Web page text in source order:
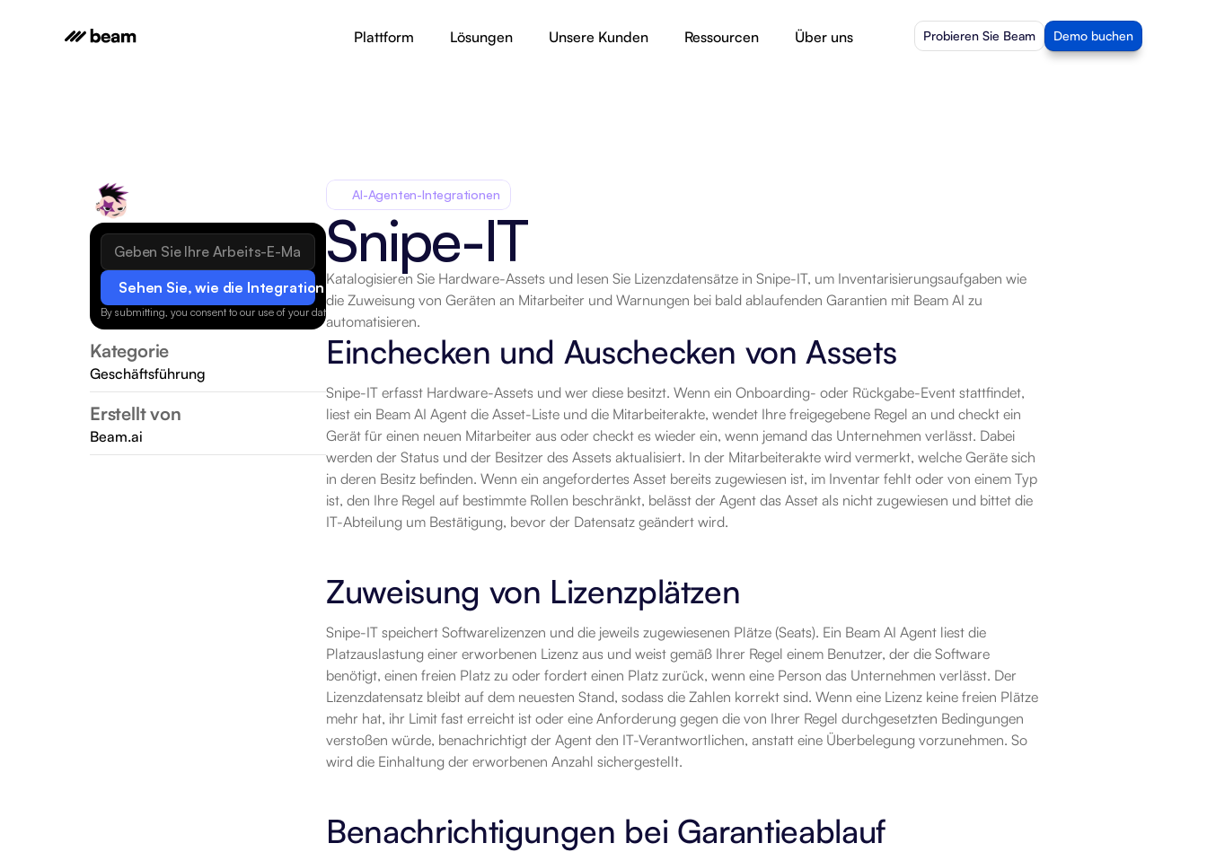
Sehen Sie, wie die Integration funktioniert
By submitting, you consent to our use of your data.
Kategorie
Geschäftsführung
Erstellt von
Beam.ai
AI-Agenten-Integrationen
Snipe-IT
Katalogisieren Sie Hardware-Assets und lesen Sie Lizenzdatensätze in Snipe-IT, um Inventarisierungsaufgaben wie
die Zuweisung von Geräten an Mitarbeiter und Warnungen bei bald ablaufenden Garantien mit Beam AI zu
automatisieren.
Einchecken und Auschecken von Assets
Snipe-IT erfasst Hardware-Assets und wer diese besitzt. Wenn ein Onboarding- oder Rückgabe-Event stattfindet,
liest ein Beam AI Agent die Asset-Liste und die Mitarbeiterakte, wendet Ihre freigegebene Regel an und checkt ein
Gerät für einen neuen Mitarbeiter aus oder checkt es wieder ein, wenn jemand das Unternehmen verlässt. Dabei
werden der Status und der Besitzer des Assets aktualisiert. In der Mitarbeiterakte wird vermerkt, welche Geräte sich
in deren Besitz befinden. Wenn ein angefordertes Asset bereits zugewiesen ist, im Inventar fehlt oder von einem Typ
ist, den Ihre Regel auf bestimmte Rollen beschränkt, belässt der Agent das Asset als nicht zugewiesen und bittet die
IT-Abteilung um Bestätigung, bevor der Datensatz geändert wird.
Zuweisung von Lizenzplätzen
Snipe-IT speichert Softwarelizenzen und die jeweils zugewiesenen Plätze (Seats). Ein Beam AI Agent liest die
Platzauslastung einer erworbenen Lizenz aus und weist gemäß Ihrer Regel einem Benutzer, der die Software
benötigt, einen freien Platz zu oder fordert einen Platz zurück, wenn eine Person das Unternehmen verlässt. Der
Lizenzdatensatz bleibt auf dem neuesten Stand, sodass die Zahlen korrekt sind. Wenn eine Lizenz keine freien Plätze
mehr hat, ihr Limit fast erreicht ist oder eine Anforderung gegen die von Ihrer Regel durchgesetzten Bedingungen
verstoßen würde, benachrichtigt der Agent den IT-Verantwortlichen, anstatt eine Überbelegung vorzunehmen. So
wird die Einhaltung der erworbenen Anzahl sichergestellt.
Benachrichtigungen bei Garantieablauf
Plattform Lösungen Unsere Kunden Ressourcen Über uns Probieren Sie Beam Demo buchen